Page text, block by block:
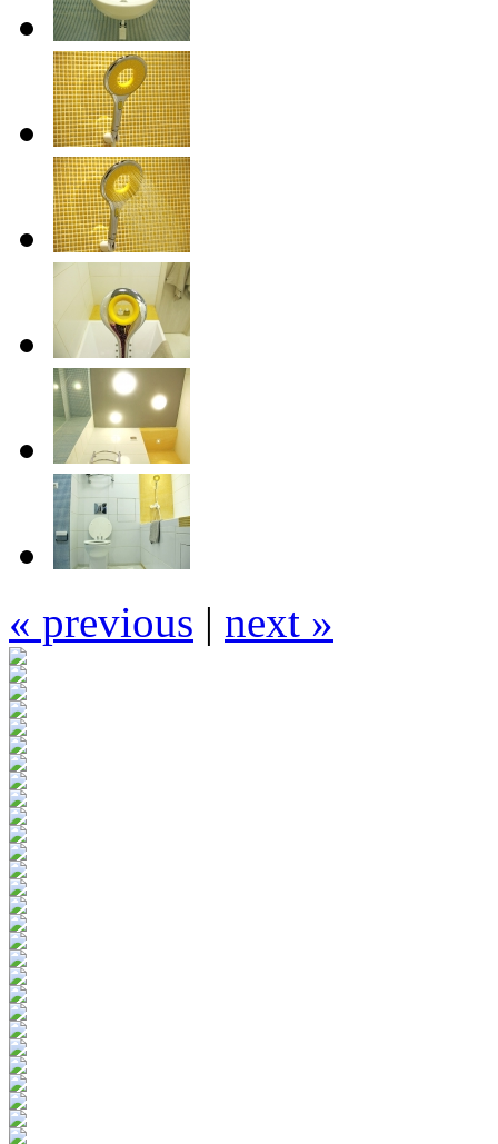
« previous | next »